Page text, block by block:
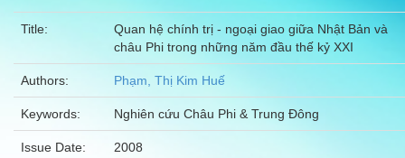
Title:
Quan hệ chính trị - ngoại giao giữa Nhật Bản và
châu Phi trong những năm đầu thế kỷ XXI
Authors: Phạm, Thị Kim Huế
Keywords: Nghiên cứu Châu Phi & Trung Đông
Issue Date: 2008